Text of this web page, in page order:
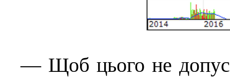
— Щоб цього не